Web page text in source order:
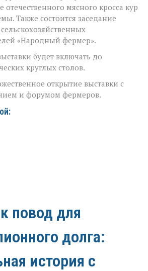
отечественного мясного кросса кур
Также состоится заседание
«Народный фермер».
будет включать до
круглых столов.
открытие выставки с
и форумом фермеров.
повод для
долга:
история с